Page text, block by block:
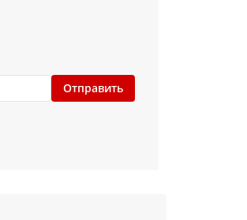
Отправить